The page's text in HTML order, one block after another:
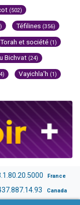
(502)
Téfilines (356)
Torah et société (1)
Bichvat (24)
Vayichla'h (1)
France
Canada